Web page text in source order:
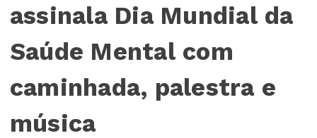
assinala Dia Mundial da
Saúde Mental com
caminhada, palestra e
música